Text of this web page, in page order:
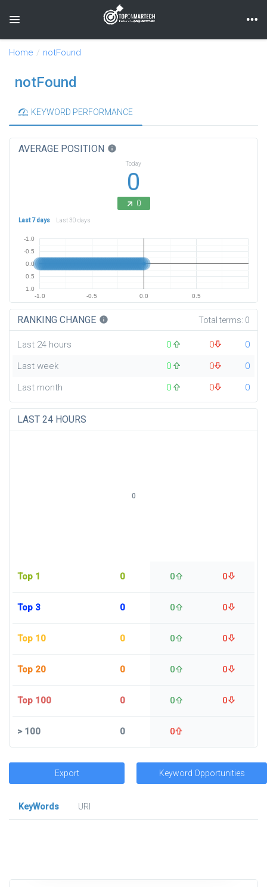
Toggle navigation
Home notFound
notFound
KEYWORD PERFORMANCE
AVERAGE POSITION info
Today
0
0
Last 7 days Last 30 days
-1.0 -0.5 0.0 0.5
-1.0
-0.5
0.0
0.5
1.0
RANKING CHANGE info Total terms: 0
Last 24 hours 0 0
0
Last week
0 0
0
Last month
0 0 0
LAST 24 HOURS
Top 1 0 0 0
Top 3 0 0 0
Top 10 0 0 0
Top 20 0 0 0
Top 100 0 0 0
>100 0 0
0
Export Keyword Opportunities
KeyWords
URl